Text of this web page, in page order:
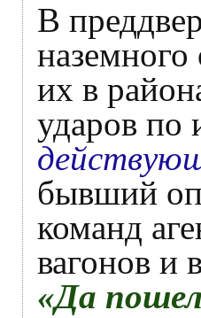
В
их в
ударов по
бывший
команд
вагонов и
«Да